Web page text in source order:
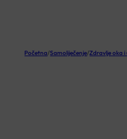
Početna/Samoliječenje/Zdravlje oka i